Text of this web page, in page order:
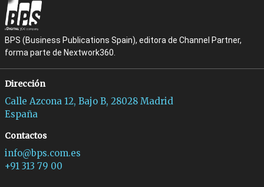
BPS (Business Publications Spain), editora de Channel Partner,
forma parte de Nextwork360.
Dirección
Calle Azcona 12, Bajo B, 28028 Madrid
España
Contactos
info@bps.com.es
+91 313 79 00